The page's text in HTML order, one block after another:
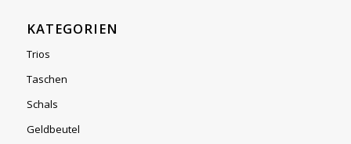
KATEGORIEN
Trios
Taschen
Schals
Geldbeutel